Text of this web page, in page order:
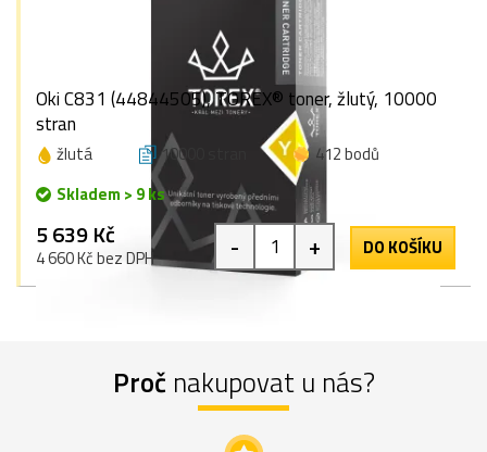
Oki C831 (44844505), TOREX® toner, žlutý, 10000
stran
žlutá 10000 stran
412 bodů
Skladem > 9 ks
5 639 Kč
4 660 Kč bez DPH - + DO KOŠÍKU
Proč nakupovat u nás?